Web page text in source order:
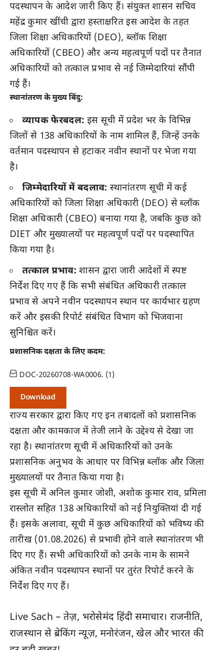
पदस्थापन के आदेश जारी किए हैं। संयुक्त शासन सचिव
महेंद्र कुमार खींची द्वारा हस्ताक्षरित इस आदेश के तहत
जिला शिक्षा अधिकारियों (DEO), ब्लॉक शिक्षा
अधिकारियों (CBEO) और अन्य महत्वपूर्ण पदों पर तैनात
अधिकारियों को तत्काल प्रभाव से नई जिम्मेदारियां सौंपी
गई हैं।
स्थानांतरण के मुख्य बिंदु:
व्यापक फेरबदल: इस सूची में प्रदेश भर के विभिन्न
जिलों से 138 अधिकारियों के नाम शामिल हैं, जिन्हें उनके
वर्तमान पदस्थापन से हटाकर नवीन स्थानों पर भेजा गया
है।
जिम्मेदारियों में बदलाव: स्थानांतरण सूची में कई
अधिकारियों को जिला शिक्षा अधिकारी (DEO) से ब्लॉक
शिक्षा अधिकारी (CBEO) बनाया गया है, जबकि कुछ को
DIET और मुख्यालयों पर महत्वपूर्ण पदों पर पदस्थापित
किया गया है।
तत्काल प्रभाव: शासन द्वारा जारी आदेशों में स्पष्ट
निर्देश दिए गए हैं कि सभी संबंधित अधिकारी तत्काल
प्रभाव से अपने नवीन पदस्थापन स्थान पर कार्यभार ग्रहण
करें और इसकी रिपोर्ट संबंधित विभाग को भिजवाना
सुनिश्चित करें।
प्रशासनिक दक्षता के लिए कदम:
DOC-20260708-WA0006. (1)
Download
राज्य सरकार द्वारा किए गए इन तबादलों को प्रशासनिक
दक्षता और कामकाज में तेजी लाने के उद्देश्य से देखा जा
रहा है। स्थानांतरण सूची में अधिकारियों को उनके
प्रशासनिक अनुभव के आधार पर विभिन्न ब्लॉक और जिला
मुख्यालयों पर तैनात किया गया है।
इस सूची में अनिल कुमार जोशी, अशोक कुमार राव, प्रमिला
रास्लोत सहित 138 अधिकारियों को नई नियुक्तियां दी गई
हैं। इसके अलावा, सूची में कुछ अधिकारियों को भविष्य की
तारीख (01.08.2026) से प्रभावी होने वाले स्थानांतरण भी
दिए गए हैं। सभी अधिकारियों को उनके नाम के सामने
अंकित नवीन पदस्थापन स्थानों पर तुरंत रिपोर्ट करने के
निर्देश दिए गए हैं।
Live Sach – तेज़, भरोसेमंद हिंदी समाचार। राजनीति,
राजस्थानसे ब्रेकिंग न्यूज़, मनोरंजन, खेल औरभारत की